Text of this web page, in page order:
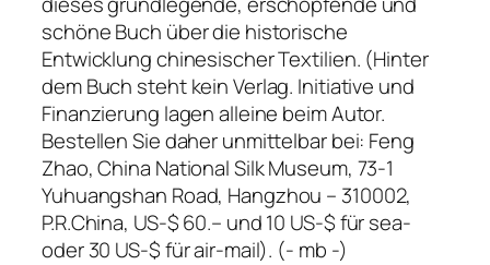
schöne Buch über die historische
Entwicklung chinesischer Textilien. (Hinter
dem Buch steht kein Verlag. Initiative und
Finanzierung lagen alleine beim Autor.
Bestellen Sie daher unmittelbar bei: Feng
Zhao, China National Silk Museum, 73-1
Yuhuangshan Road, Hangzhou – 310002,
P.R.China, US-$ 60.– und 10 US-$ für sea-
oder 30 US-$ für air-mail). (- mb -)